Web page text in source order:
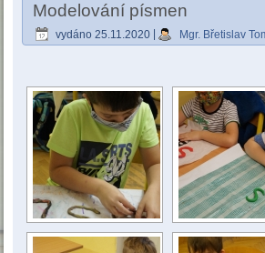
Modelování písmen
vydáno 25.11.2020 Mgr. Břetislav